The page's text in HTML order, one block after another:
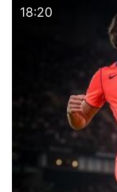
18:20